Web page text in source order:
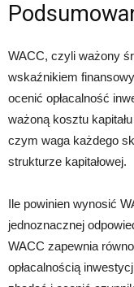
WACC, czyli ważony
wskaźnikiem
ocenić opłacalność
ważoną kosztu
czym waga każdego
strukturze kapitałowej.
Ile powinien wynosić
jednoznacznej
WACC zapewnia
opłacalnością